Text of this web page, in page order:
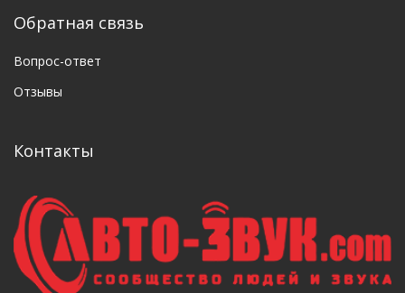
Обратная связь
Вопрос-ответ
Отзывы
Контакты